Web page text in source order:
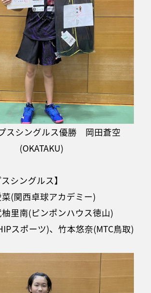
スシングルス優勝 岡田蒼空
(OKATAKU)
シングルス】
(関西卓球アカデミー)
里南(ピンポンハウス徳山)
スポーツ)、竹本悠奈(MTC鳥取)